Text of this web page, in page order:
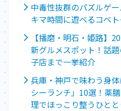
中毒性抜群のパズルゲ
キマ時間に遊べるコベ
【播磨・明石・姫路】
新グルメスポット！話
子店まで一挙紹介
兵庫・神戸で味わう身
シーランチ」10選！薬
理でほっこり整うひとと